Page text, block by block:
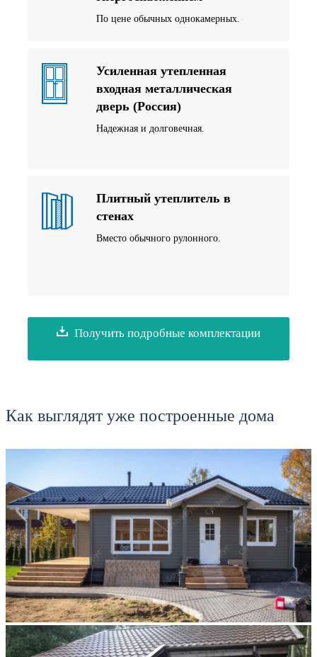
По цене обычных однокамерных.
Усиленная утепленная
входная металлическая
дверь (Россия)
Надежная и долговечная.
Плитный утеплитель в
стенах
Вместо обычного рулонного.
Получить подробные комплектации
Как выглядят уже построенные дома